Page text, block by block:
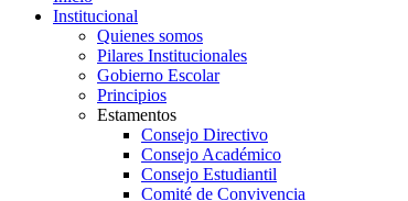
Institucional
Quienes somos
Pilares Institucionales
Gobierno Escolar
Principios
Estamentos
Consejo Directivo
Consejo Académico
Consejo Estudiantil
Comité de Convivencia